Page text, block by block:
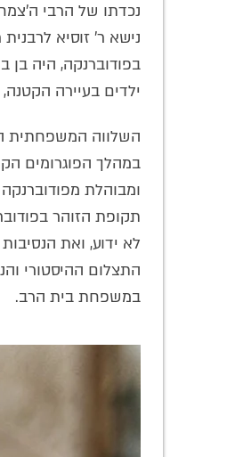
נכדתו של הרבי
נישא ר' זוסיא
בפודוברנקה, היה בן
ילדים בעיירה הקטנה,
השלווה המשפחתית
במהלך הפוגרומים
ומבוהלת
תקופת הזוהר
לא ידוע, ואת
התצלום ההיסטורי
במשפחת בית הרב.